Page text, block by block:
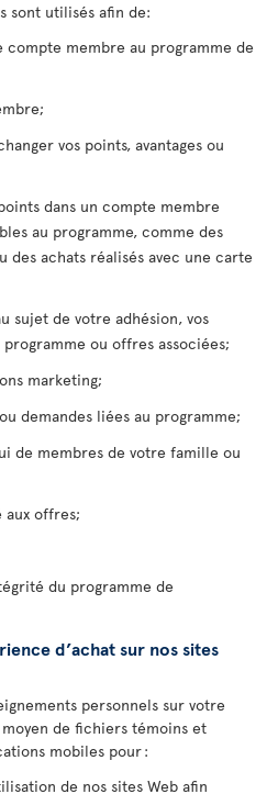
sont utilisés afin de:
membre au programme de
vos points, avantages ou
dans un compte membre
au programme, comme des
des achats réalisés avec une carte
sujet de votre adhésion, vos
ou offres associées;
marketing;
demandes liées au programme;
de membres de votre famille ou
offres;
du programme de
d’achat sur nos sites
personnels sur votre
de fichiers témoins et
mobiles pour :
de nos sites Web afin